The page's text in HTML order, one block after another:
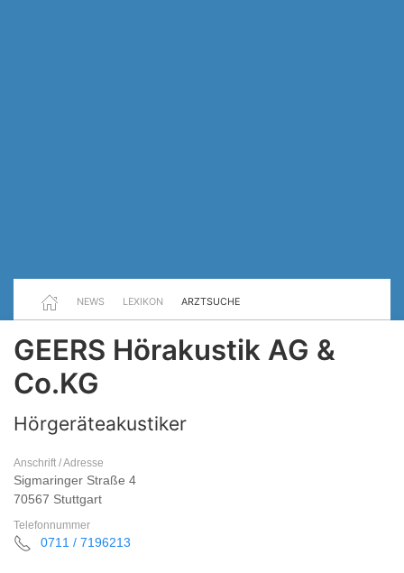
NEWS LEXIKON ARZTSUCHE
GEERS Hörakustik AG &
Co.KG
Hörgeräteakustiker
Anschrift / Adresse
Sigmaringer Straße 4
70567 Stuttgart
Telefonnummer
0711 / 7196213